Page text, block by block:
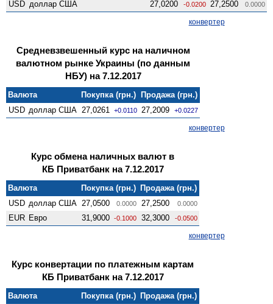
USD доллар США 27,0200 -0.0200 27,2500 0.0000
конвертер
Средневзвешенный курс на наличном
валютном рынке Украины (по данным
НБУ) на 7.12.2017
Валюта Покупка (грн.) Продажа (грн.)
USD доллар США 27,0261 +0.0110 27,2009 +0.0227
конвертер
Курс обмена наличных валют в
КБ Приватбанк на 7.12.2017
Валюта Покупка (грн.) Продажа (грн.)
USD доллар США 27,0500 0.0000 27,2500 0.0000
EUR Евро 31,9000 -0.1000 32,3000 -0.0500
конвертер
Курс конвертации по платежным картам
КБ Приватбанк на 7.12.2017
Валюта Покупка (грн.) Продажа (грн.)